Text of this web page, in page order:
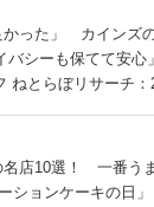
かった」 カインズ
シーも保てて安心
ねとらぼリサーチ：
店10選！ 一番う
ションケーキの日